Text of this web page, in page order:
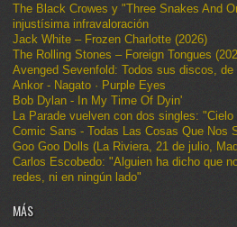
The Black Crowes y "Three Snakes And
injustísima infravaloración
Jack White – Frozen Charlotte (2026)
The Rolling Stones – Foreign Tongues
Avenged Sevenfold: Todos sus discos, de
Ankor - Nagato · Purple Eyes
Bob Dylan - In My Time Of Dyin'
La Parade vuelven con dos singles:
Comic Sans - Todas Las Cosas Que Nos
Goo Goo Dolls (La Riviera, 21 de julio,
Carlos Escobedo: "Alguien ha dicho que
redes, ni en ningún lado"
MÁS